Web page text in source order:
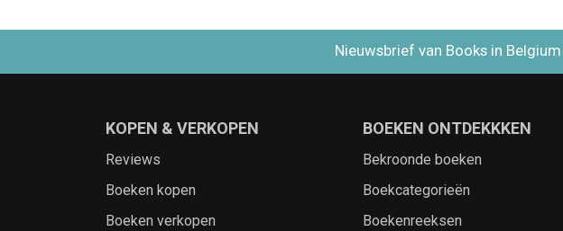
Nieuwsbrief van Books in
KOPEN & VERKOPEN
Reviews
Boeken kopen
Boeken verkopen
BOEKEN ONTDEKKKEN
Bekroonde boeken
Boekcategorieën
Boekenreeksen